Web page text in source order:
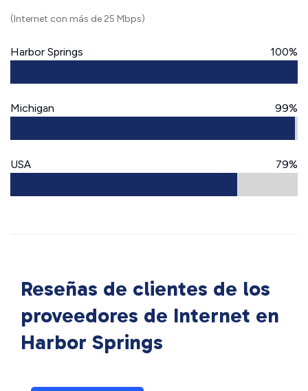
(Internet con más de 25 Mbps)
Harbor Springs 100%
Michigan 99%
USA 79%
Reseñas de clientes de los
proveedores de Internet en
Harbor Springs